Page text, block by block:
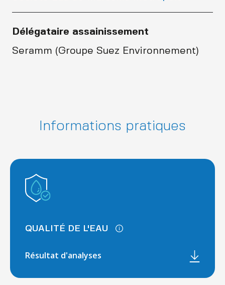
Délégataire assainissement
Seramm (Groupe Suez Environnement)
Informations pratiques
QUALITÉ DE L'EAU
Résultat d'analyses